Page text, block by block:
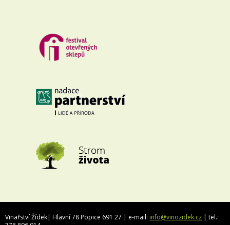
Vinařství Žídek| Hlavní 78 Popice 691 27 | e-mail: info@vinozidek.cz | tel.: